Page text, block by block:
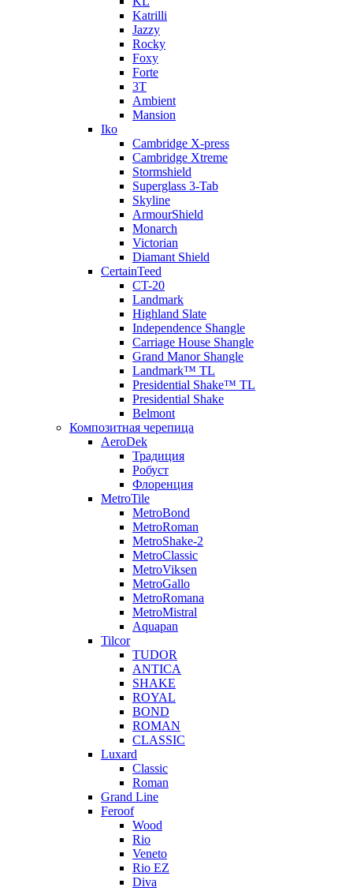
Katrilli
Jazzy
Rocky
Foxy
Forte
3T
Ambient
Mansion
Iko
Cambridge X-press
Cambridge Xtreme
Stormshield
Superglass 3-Tab
Skyline
ArmourShield
Monarch
Victorian
Diamant Shield
CertainTeed
CT-20
Landmark
Highland Slate
Independence Shangle
Carriage House Shangle
Grand Manor Shangle
Landmark™ TL
Presidential Shake™ TL
Presidential Shake
Belmont
Композитная черепица
AeroDek
Традиция
Робуст
Флоренция
MetroTile
MetroBond
MetroRoman
MetroShake-2
MetroClassic
MetroViksen
MetroGallo
MetroRomana
MetroMistral
Aquapan
Tilcor
TUDOR
ANTICA
SHAKE
ROYAL
BOND
ROMAN
CLASSIC
Luxard
Classic
Roman
Grand Line
Feroof
Wood
Rio
Veneto
Rio EZ
Diva